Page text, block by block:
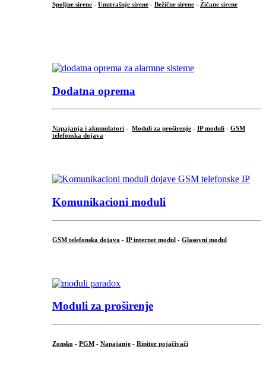
Spoljne sirene - Unutrašnje sirene - Bežične sirene - Žičane sirene
Dodatna oprema
Napajanja i akumulatori - Moduli za proširenje - IP moduli - GSM
telefonska dojava
Komunikacioni moduli
GSM telefonska dojava - IP internet modul - Glasovni modul
Moduli za proširenje
Zonsko - PGM - Napajanje - Ripiter pojačivači